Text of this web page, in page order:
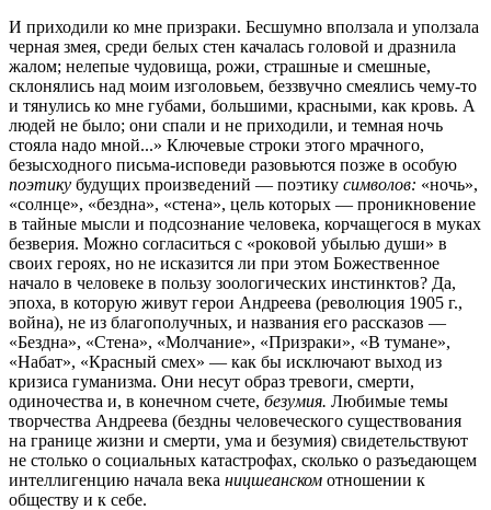
И приходили ко мне призраки. Бесшумно вползала и уползала
черная змея, среди белых стен качалась головой и дразнила
жалом; нелепые чудовища, рожи, страшные и смешные,
склонялись над моим изголовьем, беззвучно смеялись чему-то
и тянулись ко мне губами, большими, красными, как кровь. А
людей не было; они спали и не приходили, и темная ночь
стояла надо мной...» Ключевые строки этого мрачного,
безысходного письма-исповеди разовьются позже в особую
поэтику будущих произведений — поэтику символов: «ночь»,
«солнце», «бездна», «стена», цель которых — проникновение
в тайные мысли и подсознание человека, корчащегося в муках
безверия. Можно согласиться с «роковой убылью души» в
своих героях, но не исказится ли при этом Божественное
начало в человеке в пользу зоологических инстинктов? Да,
эпоха, в которую живут герои Андреева (революция 1905 г.,
война), не из благополучных, и названия его рассказов —
«Бездна», «Стена», «Молчание», «Призраки», «В тумане»,
«Набат», «Красный смех» — как бы исключают выход из
кризиса гуманизма. Они несут образ тревоги, смерти,
одиночества и, в конечном счете, безумия. Любимые темы
творчества Андреева (бездны человеческого существования
на границе жизни и смерти, ума и безумия) свидетельствуют
не столько о социальных катастрофах, сколько о разъедающем
интеллигенцию начала века ницшеанском отношении к
обществу и к себе.